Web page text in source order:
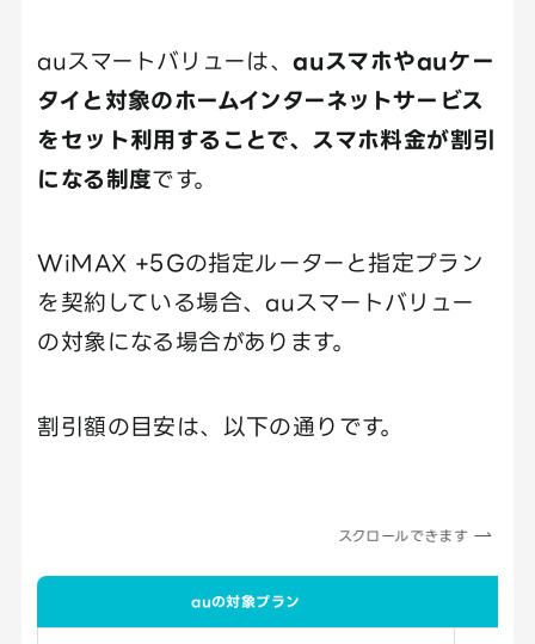
auスマートバリューは、auスマホやauケー
タイと対象のホームインターネットサービス
をセット利用することで、スマホ料金が割引
になる制度です。
WiMAX +5Gの指定ルーターと指定プラン
を契約している場合、auスマートバリュー
の対象になる場合があります。
割引額の目安は、以下の通りです。
スクロールできます
auの対象プラン